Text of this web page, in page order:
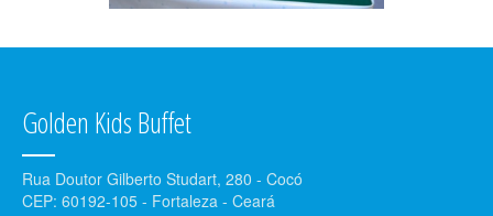
Golden Kids Buffet
Rua Doutor Gilberto Studart, 280 - Cocó
CEP: 60192-105 - Fortaleza - Ceará